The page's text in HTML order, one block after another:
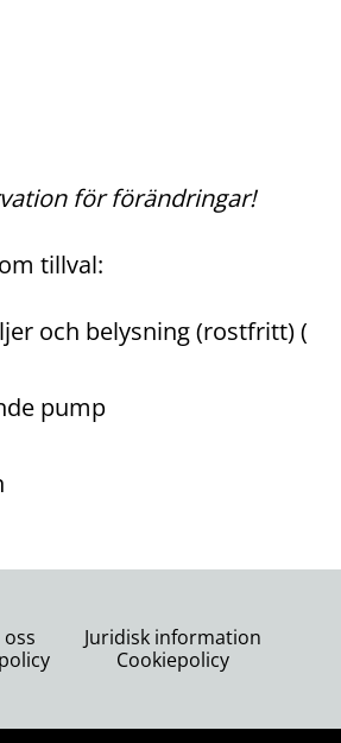
för förändringar!
tillval:
och belysning (rostfritt) (
pump
Juridisk information
Cookiepolicy